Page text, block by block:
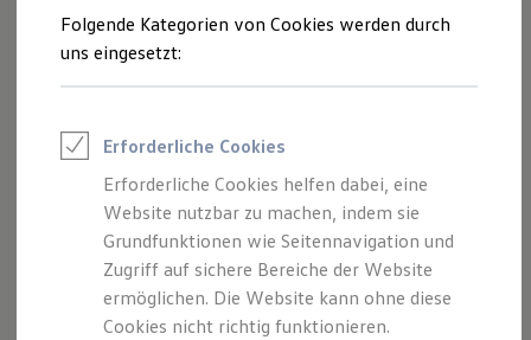
Kühlfahrzeuge
Feuerwehr
ONE Business ID Vorteile
Fahrzeuge online kaufen
Digitaler Marktplatz
Kauf & Finanzierung
Online-Fahrzeugbewertung
Aktionen & Angebote
E-Auto-Förderung
Für Privatkunden
Für Gewerbekunden
Profi Paket
Fahrerassistenzsysteme in ihm Platz. Dazu zählen
verschiedene Parkhilfen und assistierende Systeme – vom
serienmäßigen „Lane Assist“ bis zum „Trailer Assist“.
Adaptive Fahrwerksregelung DCC
Durch elektronisch geregelte Dämpfer passt sich das
optionale System permanent der jeweiligen Fahrsituation
Im zentralen 25,4-cm-Display kann der Fahrer über
einen digitalen Schieberegler seinen persönlichen
Fahrmodus – von komfortabel bis sportlich – individuell
einstellen und abspeichern.
Folgende Kategorien von Cookies werden durch
uns eingesetzt:
Erforderliche Cookies
Erforderliche Cookies helfen dabei, eine
Website nutzbar zu machen, indem sie
Grundfunktionen wie Seitennavigation und
Zugriff auf sichere Bereiche der Website
ermöglichen. Die Website kann ohne diese
Cookies nicht richtig funktionieren.